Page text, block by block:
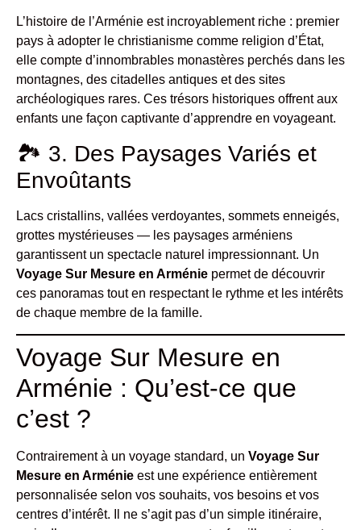
L’histoire de l’Arménie est incroyablement riche : premier
pays à adopter le christianisme comme religion d’État,
elle compte d’innombrables monastères perchés dans les
montagnes, des citadelles antiques et des sites
archéologiques rares. Ces trésors historiques offrent aux
enfants une façon captivante d’apprendre en voyageant.
🏞 3. Des Paysages Variés et
Envoûtants
Lacs cristallins, vallées verdoyantes, sommets enneigés,
grottes mystérieuses — les paysages arméniens
garantissent un spectacle naturel impressionnant. Un
Voyage Sur Mesure en Arménie permet de découvrir
ces panoramas tout en respectant le rythme et les intérêts
de chaque membre de la famille.
Voyage Sur Mesure en
Arménie : Qu’est-ce que
c’est ?
Contrairement à un voyage standard, un Voyage Sur
Mesure en Arménie est une expérience entièrement
personnalisée selon vos souhaits, vos besoins et vos
centres d’intérêt. Il ne s’agit pas d’un simple itinéraire,